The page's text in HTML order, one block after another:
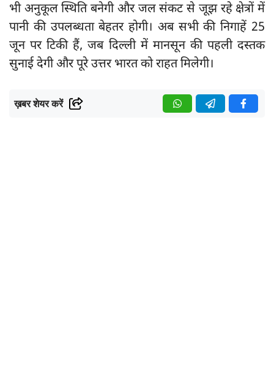
भी अनुकूल स्थिति बनेगी और जल संकट से जूझ रहे क्षेत्रों में
पानी की उपलब्धता बेहतर होगी। अब सभी की निगाहें 25
जून पर टिकी हैं, जब दिल्ली में मानसून की पहली दस्तक
सुनाई देगी और पूरे उत्तर भारत को राहत मिलेगी।
ख़बर शेयर करें